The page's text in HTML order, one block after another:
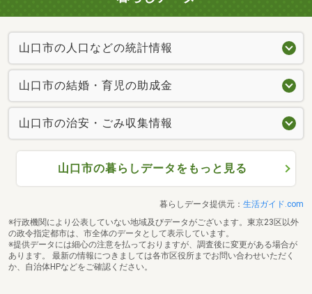
山口市の人口などの統計情報
山口市の結婚・育児の助成金
山口市の治安・ごみ収集情報
山口市の暮らしデータをもっと見る
暮らしデータ提供元： 生活ガイド.com
※行政機関により公表していない地域及びデータがございます。東京23区以外
の政令指定都市は、市全体のデータとして表示しています。
※提供データには細心の注意を払っておりますが、調査後に変更がある場合が
あります。 最新の情報につきましては各市区役所までお問い合わせいただく
か、自治体HPなどをご確認ください。